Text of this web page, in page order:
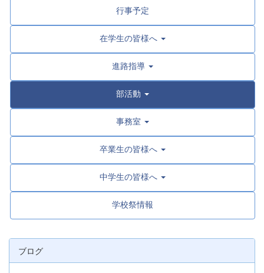
行事予定
在学生の皆様へ
進路指導
部活動
事務室
卒業生の皆様へ
中学生の皆様へ
学校祭情報
ブログ